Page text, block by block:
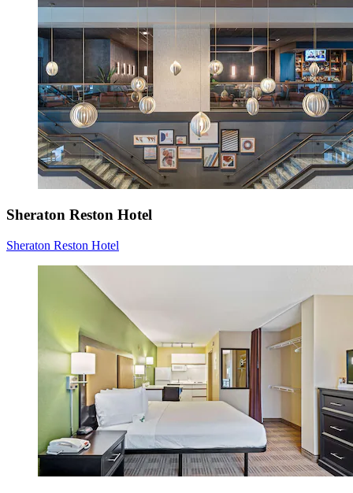
Sheraton Reston Hotel
Sheraton Reston Hotel